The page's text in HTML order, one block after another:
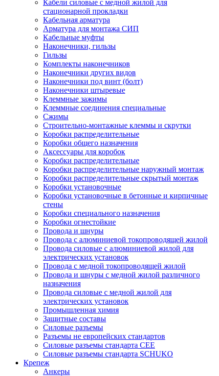
Кабели силовые с медной жилой для
стационарной прокладки
Кабельная арматура
Арматура для монтажа СИП
Кабельные муфты
Наконечники, гильзы
Гильзы
Комплекты наконечников
Наконечники других видов
Наконечники под винт (болт)
Наконечники штыревые
Клеммные зажимы
Клеммные соединения специальные
Сжимы
Строительно-монтажные клеммы и скрутки
Коробки распределительные
Коробки общего назначения
Аксессуары для коробок
Коробки распределительные
Коробки распределительные наружный монтаж
Коробки распределительные скрытый монтаж
Коробки установочные
Коробки установочные в бетонные и кирпичные
стены
Коробки специального назначения
Коробки огнестойкие
Провода и шнуры
Провода с алюминиевой токопроводящей жилой
Провода силовые с алюминиевой жилой для
электрических установок
Провода с медной токопроводящей жилой
Провода и шнуры с медной жилой различного
назначения
Провода силовые с медной жилой для
электрических установок
Промышленная химия
Защитные составы
Силовые разъемы
Разъемы не европейских стандартов
Силовые разъемы стандарта CEE
Силовые разъемы стандарта SCHUKO
Крепеж
Анкеры